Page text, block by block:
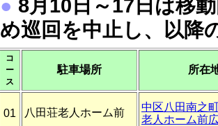
● 8月10日～17日は移
め巡回を中止し、以降
コ
ー
ス
駐車場所 所在
01 八田荘老人ホーム前
中区八田南之
老人ホーム前